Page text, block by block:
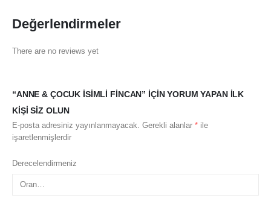
Değerlendirmeler
There are no reviews yet
“ANNE & ÇOCUK İSIMLI FINCAN” IÇIN YORUM YAPAN ILK
KIŞI SIZ OLUN
E-posta adresiniz yayınlanmayacak. Gerekli alanlar * ile
işaretlenmişlerdir
Derecelendirmeniz